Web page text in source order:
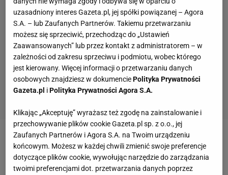
Zobacz wideo
Ondrasek deklaruje walkę o powrót do
ekstraklasy. "Nigdzie się nie wybieram"
uzasadniony interes Gazeta.pl, jej spółki powiązanej – Agora
S.A. – lub Zaufanych Partnerów. Takiemu przetwarzaniu
możesz się sprzeciwić, przechodząc do „Ustawień
Zaawansowanych” lub przez kontakt z administratorem – w
zależności od zakresu sprzeciwu i podmiotu, wobec którego
jest kierowany. Więcej informacji o przetwarzaniu danych
osobowych znajdziesz w dokumenciePolityka Prywatności
Gazeta.pl iPolityka Prywatności Agora S.A.
Klikając „Akceptuję” wyrażasz też zgodę na zainstalowanie i
przechowywanie plików cookie Gazeta.pl sp. z o.o., jej
Zaufanych Partnerów i Agora S.A. na Twoim urządzeniu
końcowym. Możesz w każdej chwili zmienić swoje preferencje
dotyczące plików cookie, wywołując narzędzie do zarządzania
twoimi preferencjami dot. przetwarzania danych poprzez